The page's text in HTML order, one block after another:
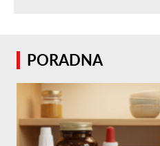
PORADNA